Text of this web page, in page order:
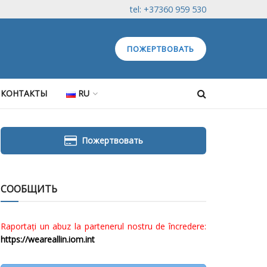
tel: +37360 959 530
ПОЖЕРТВОВАТЬ
КОНТАКТЫ RU
Пожертвовать
СООБЩИТЬ
Raportați un abuz la partenerul nostru de încredere:
https://weareallin.iom.int